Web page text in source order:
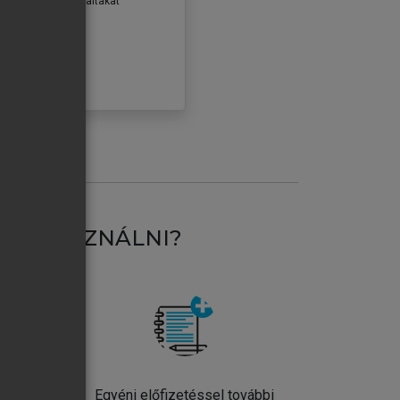
HASZNÁLNI?
Egyéni előfizetéssel további